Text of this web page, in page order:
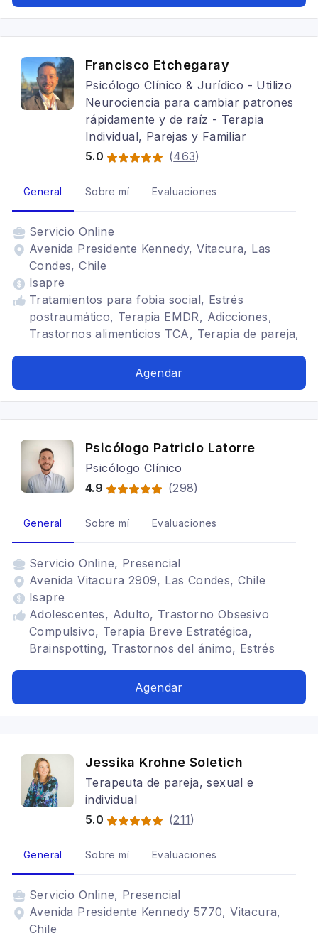
Francisco Etchegaray
Psicólogo Clínico & Jurídico - Utilizo
Neurociencia para cambiar patrones
rápidamente y de raíz - Terapia
Individual, Parejas y Familiar
5.0
(463)
General Sobre mí Evaluaciones
Servicio Online
Avenida Presidente Kennedy, Vitacura, Las
Condes, Chile
Isapre
Tratamientos para fobia social, Estrés
postraumático, Terapia EMDR, Adicciones,
Trastornos alimenticios TCA, Terapia de pareja,
Crisis de Pánico, Trastornos del ánimo,
Sexual, Trastornos de la personalidad, Hipnosis
Ericksoniana, Terapia familiar, Adulto, TOC
Agendar
Psicólogo Patricio Latorre
Psicólogo Clínico
4.9
(298)
General Sobre mí Evaluaciones
Servicio Online, Presencial
Avenida Vitacura 2909, Las Condes, Chile
Isapre
Adolescentes, Adulto, Trastorno Obsesivo
Compulsivo, Terapia Breve Estratégica,
Brainspotting, Trastornos del ánimo, Estrés
Agendar
Jessika Krohne Soletich
Terapeuta de pareja, sexual e
individual
5.0
(211)
General Sobre mí Evaluaciones
Servicio Online, Presencial
Avenida Presidente Kennedy 5770, Vitacura,
Chile